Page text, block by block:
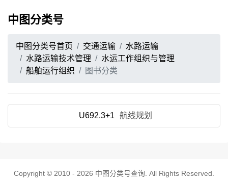
中图分类号
中图分类号首页 交通运输
水路运输
水路运输技术管理
水运工作组织与管理
船舶运行组织
图书分类
U692.3+1 航线规划
Copyright © 2010 - 2026 中图分类号查询 . All Rights Reserved.